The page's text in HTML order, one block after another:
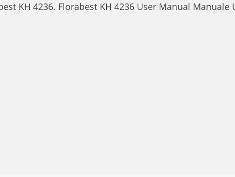
KH 4236. Florabest KH 4236 User Manual Manuale